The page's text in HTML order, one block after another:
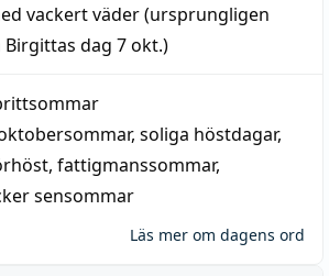
vackertväder(ursprungligen
Birgittas dag 7 okt.)
, soliga höstdagar,
, fattigmanssommar,
sensommar
Läs mer om dagens ord